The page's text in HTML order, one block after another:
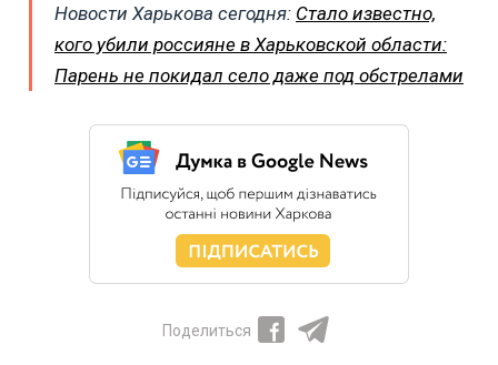
Новости Харькова сегодня: Стало известно,
кого убили россияне в Харьковской области:
Парень не покидал село даже под обстрелами
Поделиться